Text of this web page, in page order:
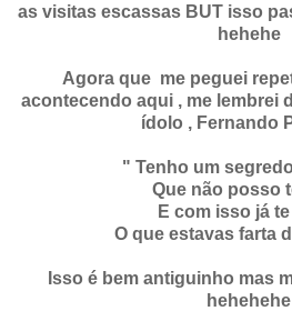
as visitas escassas BUT isso
hehehe
Agora que me peguei
acontecendo aqui , me lembrei
ídolo , Fernando
" Tenho um
Que não posso
E com isso já
O que estavas farta
Isso é bem antiguinho mas
hehehehe